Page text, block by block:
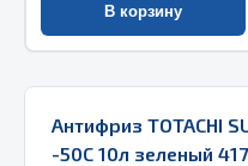
Весь раздел
Запчасти КамАЗ
Двигатель
В корзину
Антифриз TOTACHI
-50С 10л зеленый